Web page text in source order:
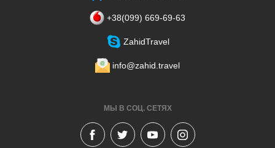
+38‎(099) 669-69-63
ZahidTravel
info@zahid.travel
МЫ В СОЦ. СЕТЯХ